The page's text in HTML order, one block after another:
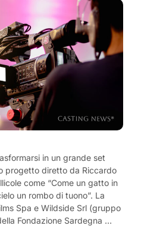
in un grande set
progetto diretto da Riccardo
come “Come un gatto in
un rombo di tuono”. La
Spa e Wildside Srl (gruppo
Fondazione Sardegna …